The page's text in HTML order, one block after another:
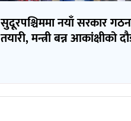
सुदूरपश्चिममा नयाँ सरकार
तयारी, मन्त्री बन्न आकांक्षीको